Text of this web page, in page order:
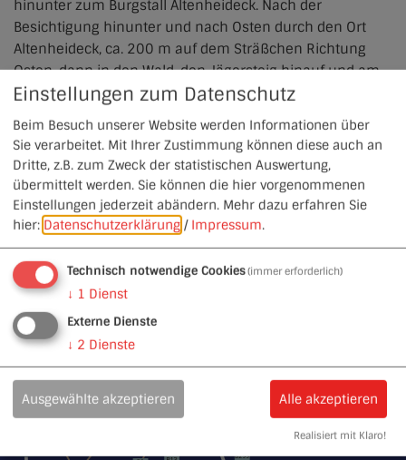
hinunter zum Burgstall Altenheideck. Nach der
Besichtigung hinunter und nach Osten durch den Ort
Altenheideck, ca. 200 m auf dem Sträßchen Richtung
Osten, dann in den Wald, den Jägersteig hinauf und am
Bergrücken bis nördlich von Schloss Kreuth. Nach Süden
abzweigen und hinunter nach Heideck.
Besonderheiten
Herrlicher Blick nach Süden und Osten bis weit in die
Oberpfalz.
GPS-Daten zum Weg herunterladen
Einstellungen zum Datenschutz
Beim Besuch unserer Website werden Informationen über
Sie verarbeitet. Mit Ihrer Zustimmung können diese auch an
Dritte, z.B. zum Zweck der statistischen Auswertung,
übermittelt werden. Sie können die hier vorgenommenen
Einstellungen jederzeit abändern. Mehr dazu erfahren Sie
hier: Datenschutzerklärung / Impressum.
Technisch notwendige Cookies(immer erforderlich)
↓ 1 Dienst
Externe Dienste
↓ 2 Dienste
Ausgewählte akzeptieren Alle akzeptieren
Realisiert mit Klaro!